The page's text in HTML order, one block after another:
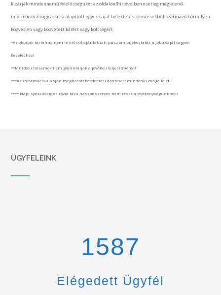
kizárják mindennemű felelősségüket az oldalon/hírlevélben esetleg megjelenő
információra vagy adatra alapított egyes saját befektetési döntésekből származó bármilyen
közvetlen vagy közvetett kárért vagy költségért.
*Az oldalak tartalma nem minősül ajánlatnak, pusztán tájékoztatás a jobb saját vagyon
kezeléshez!
**Múltbeli hozamok nem garantálják a jövőbeli teljesítményt!
***Az információ alapján meghozott befektetési döntésért mindenki maga felel!
**** Napi spekuláció és rövid távú haszonszerzés nem része a tevékenységünknek!
ÜGYFELEINK
1670
Elégedett Ügyfél